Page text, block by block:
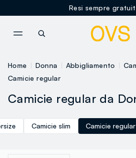
Resi sempre
Home Donna Abbigliamento
Camicie regular
Camicie regular da
Camicie slim Camicie regular